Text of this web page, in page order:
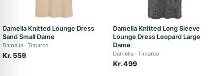
Damella Knitted Lounge Dress
Sand Small Dame
Damella Timarco
Kr. 559
Damella Knitted Long Sleeve
Lounge Dress Leopard Large
Dame
Damella Timarco
Kr. 499